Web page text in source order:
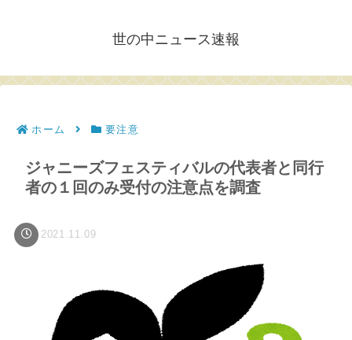
世の中ニュース速報
ホーム 要注意
ジャニーズフェスティバルの代表者と同行
者の１回のみ受付の注意点を調査
2021.11.09